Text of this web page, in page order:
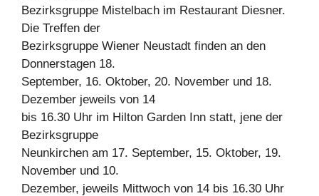
Bezirksgruppe Mistelbach im Restaurant Diesner.
Die Treffen der
Bezirksgruppe Wiener Neustadt finden an den
Donnerstagen 18.
September, 16. Oktober, 20. November und 18.
Dezember jeweils von 14
bis 16.30 Uhr im Hilton Garden Inn statt, jene der
Bezirksgruppe
Neunkirchen am 17. September, 15. Oktober, 19.
November und 10.
Dezember, jeweils Mittwoch von 14 bis 16.30 Uhr